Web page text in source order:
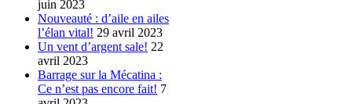
juin 2023
Nouveauté : d’aile en ailes
l’élan vital! 29 avril 2023
Un vent d’argent sale! 22
avril 2023
Barrage sur la Mécatina :
Ce n’est pas encore fait! 7